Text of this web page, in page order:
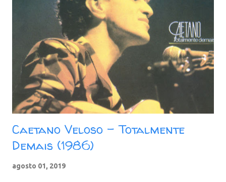
Caetano Veloso - Totalmente
Demais (1986)
agosto 01, 2019